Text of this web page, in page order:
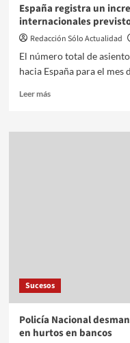
España registra un
internacionales
Redacción Sólo Actualidad
El número total de
hacia España para el mes
Leer más
Sucesos
Policía Nacional
en hurtos en bancos